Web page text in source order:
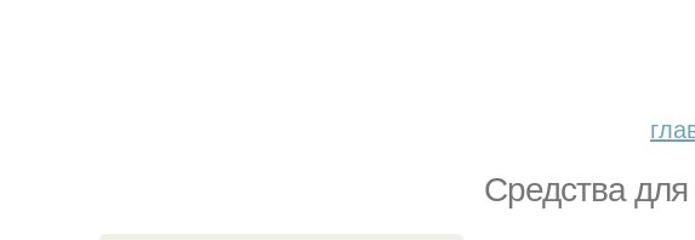
Средства